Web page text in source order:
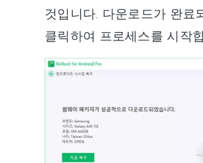
것입니다. 다운로드가 완료
클릭하여 프로세스를 시작